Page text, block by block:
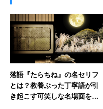
落語『たらちね』の名セリフ
とは？教養ぶった丁寧語が引
き起こす可笑しな名場面を紹